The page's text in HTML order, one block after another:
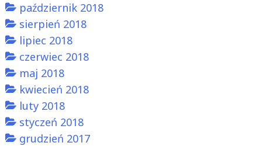
październik 2018
sierpień 2018
lipiec 2018
czerwiec 2018
maj 2018
kwiecień 2018
luty 2018
styczeń 2018
grudzień 2017